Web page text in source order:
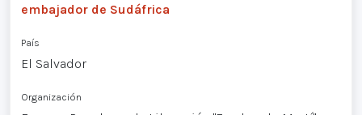
embajador de Sudáfrica
País
El Salvador
Organización